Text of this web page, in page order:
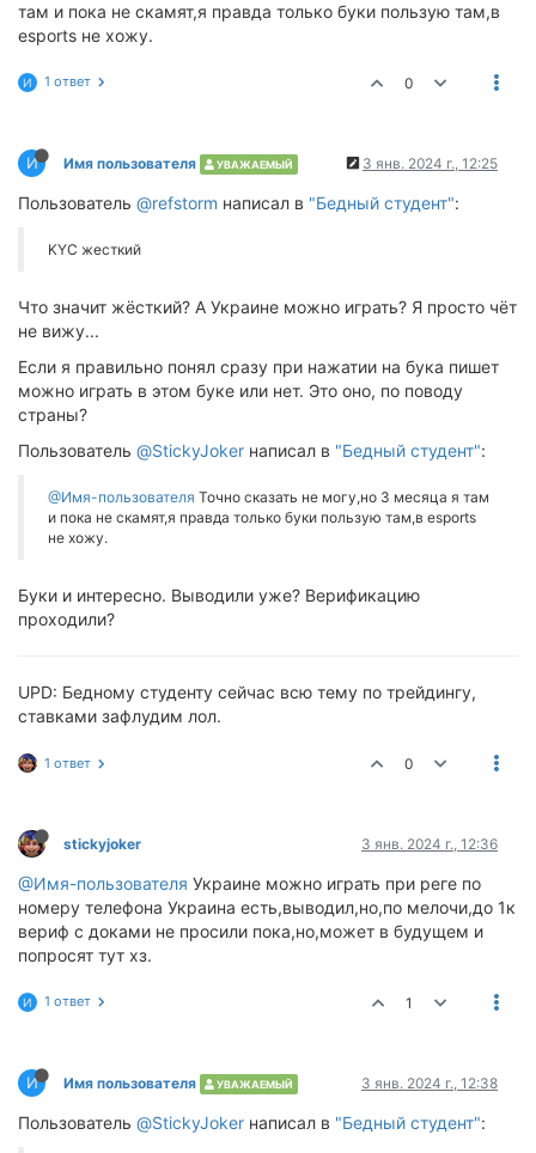
там и пока не скамят,я правда только буки пользую там,в
esports не хожу.
И 1 ответ 0
И Имя пользователя УВАЖАЕМЫЙ 3 янв. 2024 г., 12:25
Пользователь @refstorm написал в "Бедный студент":
KYC жесткий
Что значит жёсткий? А Украине можно играть? Я просто чёт
не вижу...
Если я правильно понял сразу при нажатии на бука пишет
можно играть в этом буке или нет. Это оно, по поводу
страны?
Пользователь @StickyJoker написал в "Бедный студент":
@Имя-пользователя Точно сказать не могу,но 3 месяца я там
и пока не скамят,я правда только буки пользую там,в esports
не хожу.
Буки и интересно. Выводили уже? Верификацию
проходили?
UPD: Бедному студенту сейчас всю тему по трейдингу,
ставками зафлудим лол.
1 ответ 0
stickyjoker 3 янв. 2024 г., 12:36
@Имя-пользователя Украине можно играть при реге по
номеру телефона Украина есть,выводил,но,по мелочи,до 1к
вериф с доками не просили пока,но,может в будущем и
попросят тут хз.
И 1 ответ 1
И Имя пользователя УВАЖАЕМЫЙ 3 янв. 2024 г., 12:38
Пользователь @StickyJoker написал в "Бедный студент":